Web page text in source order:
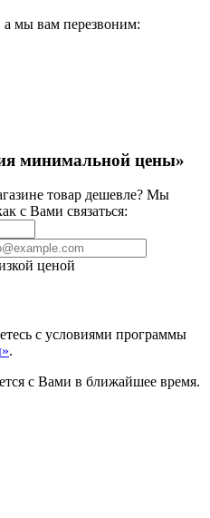
а мы вам перезвоним:
минимальной цены»
товар дешевле? Мы
с Вами связаться:
ценой
с условиями программы
.
с Вами в ближайшее время.